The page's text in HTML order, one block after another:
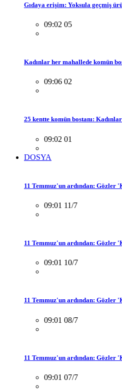
Gıdaya erişim: Yoksula geçmiş
09:02 05
Kadınlar her mahallede komün
09:06 02
25 kentte komün bostanı:
09:02 01
DOSYA
11 Temmuz'un ardından: Gözler
09:01 11/7
11 Temmuz'un ardından: Gözler
09:01 10/7
11 Temmuz'un ardından: Gözler
09:01 08/7
11 Temmuz'un ardından: Gözler
09:01 07/7